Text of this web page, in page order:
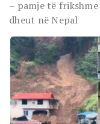
– pamje të
dheut në Nepal